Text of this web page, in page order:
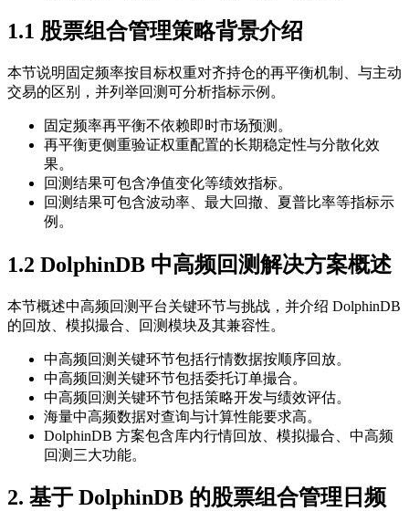
1.1 股票组合管理策略背景介绍
本节说明固定频率按目标权重对齐持仓的再平衡机制、与主动
交易的区别，并列举回测可分析指标示例。
固定频率再平衡不依赖即时市场预测。
再平衡更侧重验证权重配置的长期稳定性与分散化效
果。
回测结果可包含净值变化等绩效指标。
回测结果可包含波动率、最大回撤、夏普比率等指标示
例。
1.2 DolphinDB 中高频回测解决方案概述
本节概述中高频回测平台关键环节与挑战，并介绍 DolphinDB
的回放、模拟撮合、回测模块及其兼容性。
中高频回测关键环节包括行情数据按顺序回放。
中高频回测关键环节包括委托订单撮合。
中高频回测关键环节包括策略开发与绩效评估。
海量中高频数据对查询与计算性能要求高。
DolphinDB 方案包含库内行情回放、模拟撮合、中高频
回测三大功能。
2. 基于 DolphinDB 的股票组合管理日频